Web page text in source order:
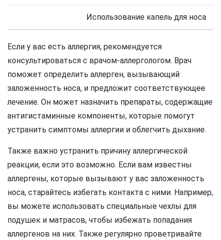
Использование капель для носа
Если у вас есть аллергия, рекомендуется
консультироваться с врачом-аллергологом. Врач
поможет определить аллерген, вызывающий
заложенность носа, и предложит соответствующее
лечение. Он может назначить препараты, содержащие
антигистаминные компоненты, которые помогут
устранить симптомы аллергии и облегчить дыхание.
Также важно устранить причину аллергической
реакции, если это возможно. Если вам известны
аллергены, которые вызывают у вас заложенность
носа, старайтесь избегать контакта с ними. Например,
вы можете использовать специальные чехлы для
подушек и матрасов, чтобы избежать попадания
аллергенов на них. Также регулярно проветривайте